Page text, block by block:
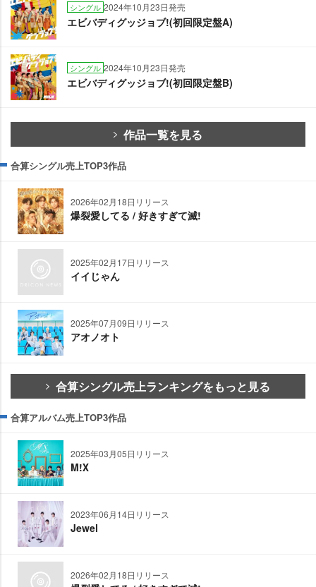
シングル 2024年10月23日発売
エビバディグッジョブ!(初回限定盤A)
シングル 2024年10月23日発売
エビバディグッジョブ!(初回限定盤B)
作品一覧を見る
合算シングル売上TOP3作品
2026年02月18日リリース
爆裂愛してる / 好きすぎて滅!
2025年02月17日リリース
イイじゃん
2025年07月09日リリース
アオノオト
合算シングル売上ランキングをもっと見る
合算アルバム売上TOP3作品
2025年03月05日リリース
M!Ⅹ
2023年06月14日リリース
Jewel
2026年02月18日リリース